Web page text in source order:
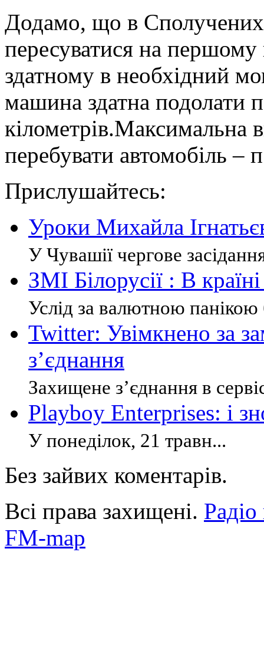
Додамо, що в
пересуватися на першому
здатному в необхідний
машина здатна подолати
кілометрів.Максимальна
перебувати автомобіль –
Прислушайтесь:
Уроки Михайла
У Чувашії чергове
ЗМІ Білорусії : В
Услід за валютною панікою
Twitter: Увімкнено за
з’єднання
Захищене з’єднання в
Playboy Enterprises: і
У понеділок, 21 травн...
Без зайвих коментарів.
Всі права захищені.
FM-map